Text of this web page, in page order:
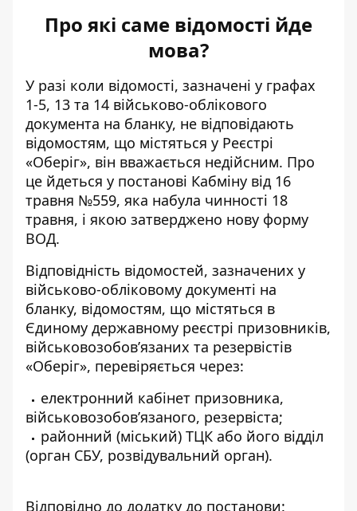
Про які саме відомості йде
мова?
У разі коли відомості, зазначені у графах
1-5, 13 та 14 військово-облікового
документа на бланку, не відповідають
відомостям, що містяться у Реєстрі
«Оберіг», він вважається недійсним. Про
це йдеться у постанові Кабміну від 16
травня №559, яка набула чинності 18
травня, і якою затверджено нову форму
ВОД.
Відповідність відомостей, зазначених у
військово-обліковому документі на
бланку, відомостям, що містяться в
Єдиному державному реєстрі призовників,
військовозобов’язаних та резервістів
«Оберіг», перевіряється через:
електронний кабінет призовника,
військовозобов’язаного, резервіста;
районний (міський) ТЦК або його відділ
(орган СБУ, розвідувальний орган).
Відповідно до додатку до постанови: